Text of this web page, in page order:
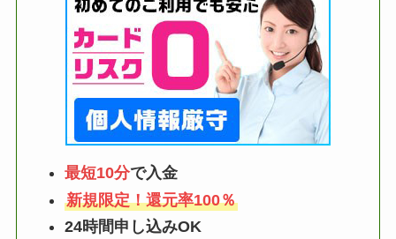
最短10分で入金
新規限定！還元率100％
24時間申し込みOK